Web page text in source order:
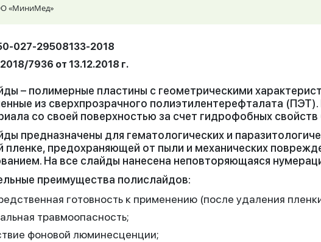
«МиниМед»
027-29508133-2018
7936 от 13.12.2018 г.
– полимерные пластины с геометрическими
из сверхпрозрачного полиэтилентерефталата
со своей поверхностью за счет гидрофобных
предназначены для гематологических и
пленке, предохраняющей от пыли и механических
На все слайды нанесена неповторяющаяся
преимущества полислайдов:
готовность к применению (после удаления
травмоопасность;
фоновой люминесценции;